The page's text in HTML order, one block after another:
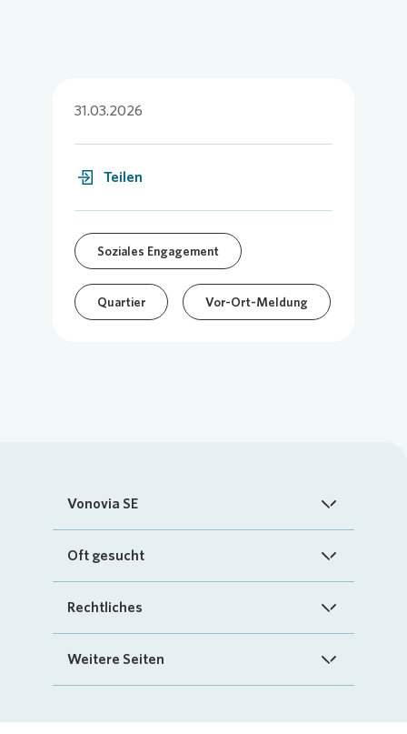
31.03.2026
Teilen
Soziales Engagement
Quartier Vor-Ort-Meldung
Vonovia SE
Startseite
Investoren
Presse
Oft gesucht
FAQ
„Mein Vonovia“ App
Mein Zuhause
Rechtliches
Impressum
Weitere Seiten